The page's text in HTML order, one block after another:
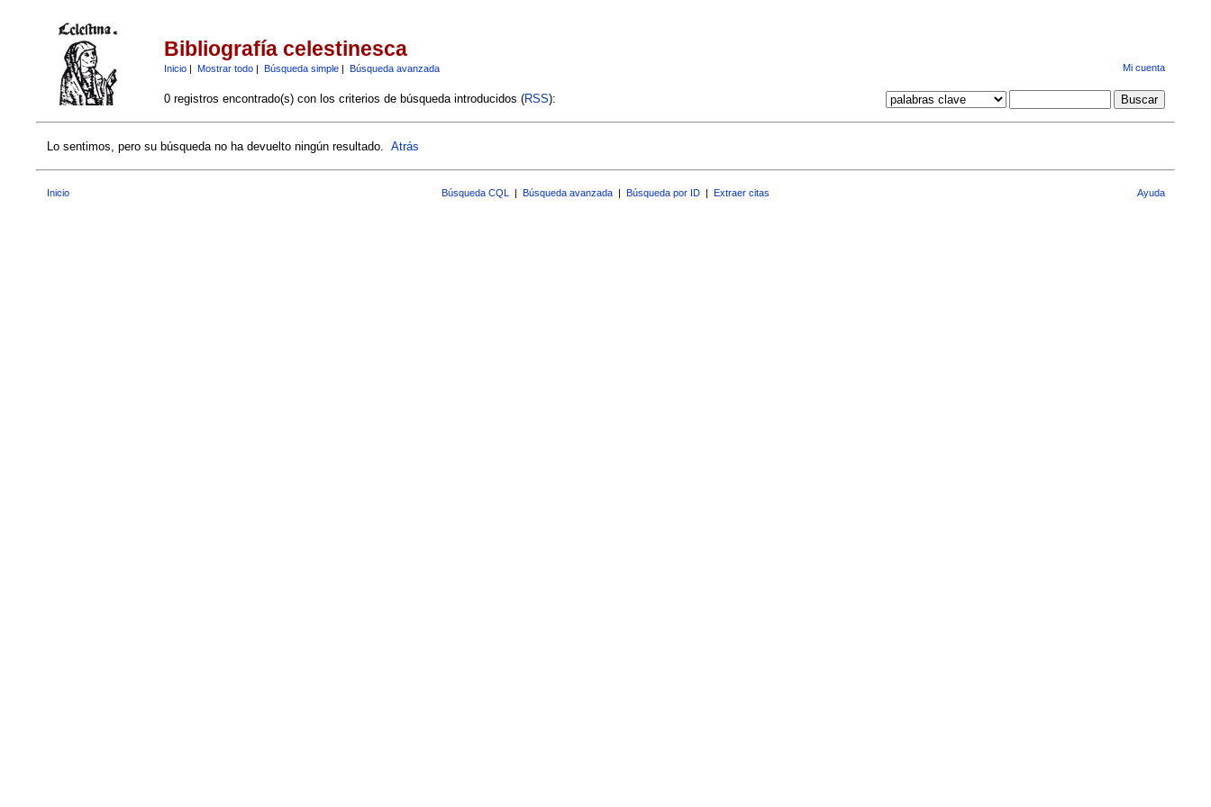
Bibliografía celestinesca
Inicio| Mostrar todo| Búsqueda simple| Búsqueda avanzada Mi cuenta
0 registros encontrado(s) con los criterios de búsqueda introducidos (RSS):
Lo sentimos, pero su búsqueda no ha devuelto ningún resultado. Atrás
Inicio Búsqueda CQL | Búsqueda avanzada | Búsqueda por ID | Extraer citas Ayuda